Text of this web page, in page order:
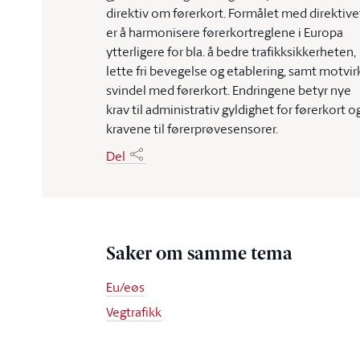
direktiv om førerkort. Formålet med
er å harmonisere førerkortreglene i Europa
ytterligere for bla. å bedre trafikksikkerheten,
lette fri bevegelse og etablering, samt
svindel med førerkort. Endringene betyr nye
krav til administrativ gyldighet for førerkort
kravene til førerprøvesensorer.
Del
Saker om samme tema
Eu/eøs
Vegtrafikk